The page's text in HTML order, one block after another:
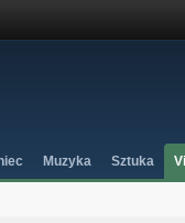
Muzyka Sztuka